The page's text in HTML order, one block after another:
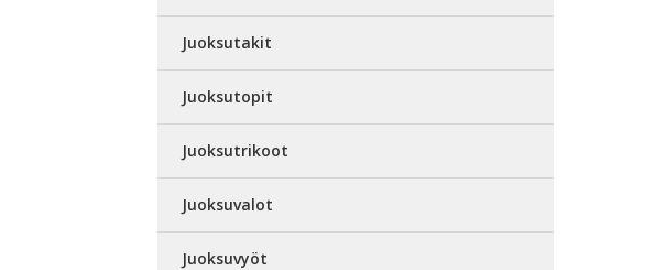
Juoksutakit
Juoksutopit
Juoksutrikoot
Juoksuvalot
Juoksuvyöt